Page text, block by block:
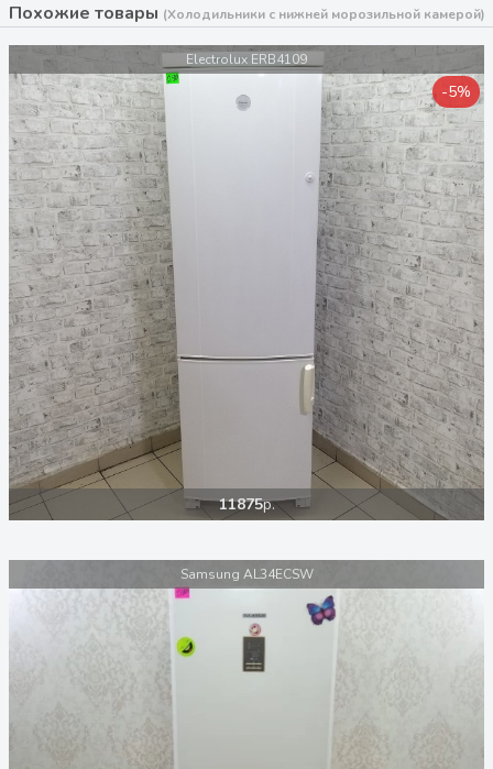
Похожие товары (Холодильники с нижней морозильной камерой)
Electrolux ERB4109
-5%
11875р.
Samsung AL34ECSW